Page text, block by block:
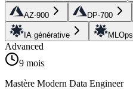
AZ-900 DP-700
IA générative MLOps
Advanced
9 mois
Mastère Modern Data Engineer